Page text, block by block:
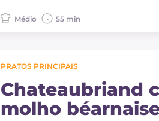
Médio 55 min
PRATOS PRINCIPAIS
Chateaubriand
molho